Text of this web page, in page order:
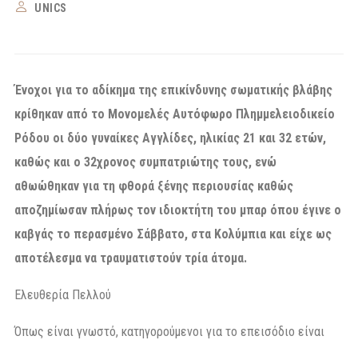
UNICS
Ένοχοι για το αδίκημα της επικίνδυνης σωματικής βλάβης
κρίθηκαν από το Μονομελές Αυτόφωρο Πλημμελειοδικείο
Ρόδου οι δύο γυναίκες Αγγλίδες, ηλικίας 21 και 32 ετών,
καθώς και ο 32χρονος συμπατριώτης τους, ενώ
αθωώθηκαν για τη φθορά ξένης περιουσίας καθώς
αποζημίωσαν πλήρως τον ιδιοκτήτη του μπαρ όπου έγινε ο
καβγάς το περασμένο Σάββατο, στα Κολύμπια και είχε ως
αποτέλεσμα να τραυματιστούν τρία άτομα.
Ελευθερία Πελλού
Όπως είναι γνωστό, κατηγορούμενοι για το επεισόδιο είναι